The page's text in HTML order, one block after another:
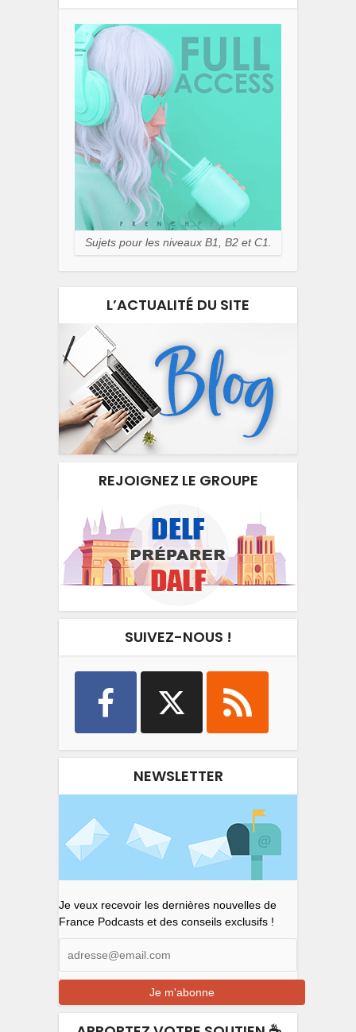
Sujets pour les niveaux B1, B2 et C1.
L’ACTUALITÉ DU SITE
REJOIGNEZ LE GROUPE
SUIVEZ-NOUS !
NEWSLETTER
Je veux recevoir les dernières nouvelles de
France Podcasts et des conseils exclusifs !